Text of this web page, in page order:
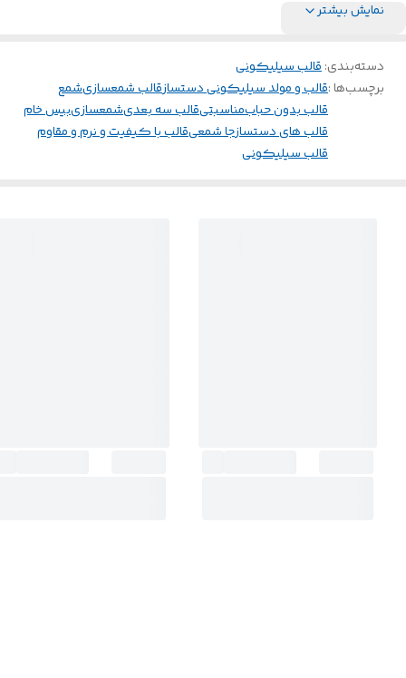
نمایش بیشتر
دسته‌بندی:قالب سیلیکونی
برچسب‌ها :قالب و مولد سیلیکونی دستسازقالب شمعسازیشمع
قالب بدون حبابمناسبتیقالب سه بعدیشمعسازیبیس خام
قالب های دستسازجا شمعیقالب با کیفیت و نرم و مقاوم
قالب سیلیکونی